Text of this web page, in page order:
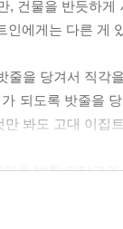
, 건물을 반듯하
에게는 다른 게
줄을 당겨서 직각
되도록 밧줄을
봐도 고대 이집
을 밝힌 피타고
널리 알려지게